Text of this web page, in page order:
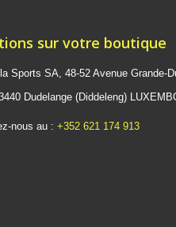
sur votre boutique
Sports SA, 48-52 Avenue Grande-
Dudelange (Diddeleng)
nous au : +352 621 174 913